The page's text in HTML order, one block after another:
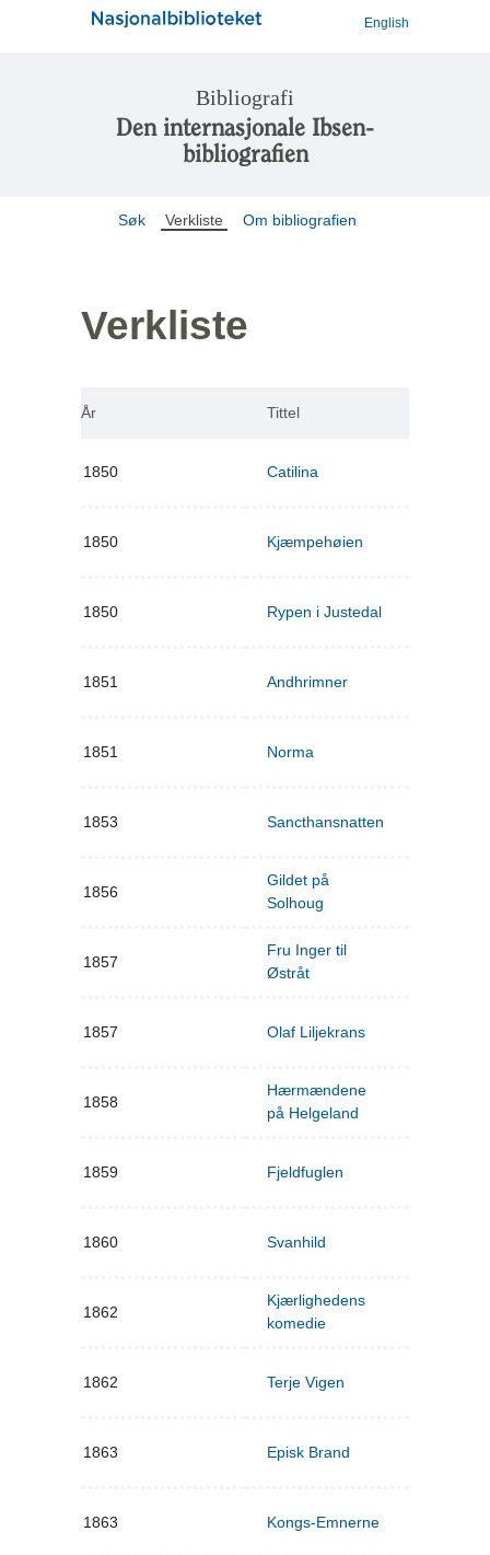
English
Bibliografi
Den internasjonale Ibsen-
bibliografien
Søk Verkliste Om bibliografien
Verkliste
År Tittel
1850 Catilina
1850 Kjæmpehøien
1850 Rypen i Justedal
1851 Andhrimner
1851 Norma
1853 Sancthansnatten
1856
Gildet på
Solhoug
1857
Fru Inger til
Østråt
1857 Olaf Liljekrans
1858
Hærmændene
på Helgeland
1859 Fjeldfuglen
1860 Svanhild
1862
Kjærlighedens
komedie
1862 Terje Vigen
1863 Episk Brand
1863 Kongs-Emnerne